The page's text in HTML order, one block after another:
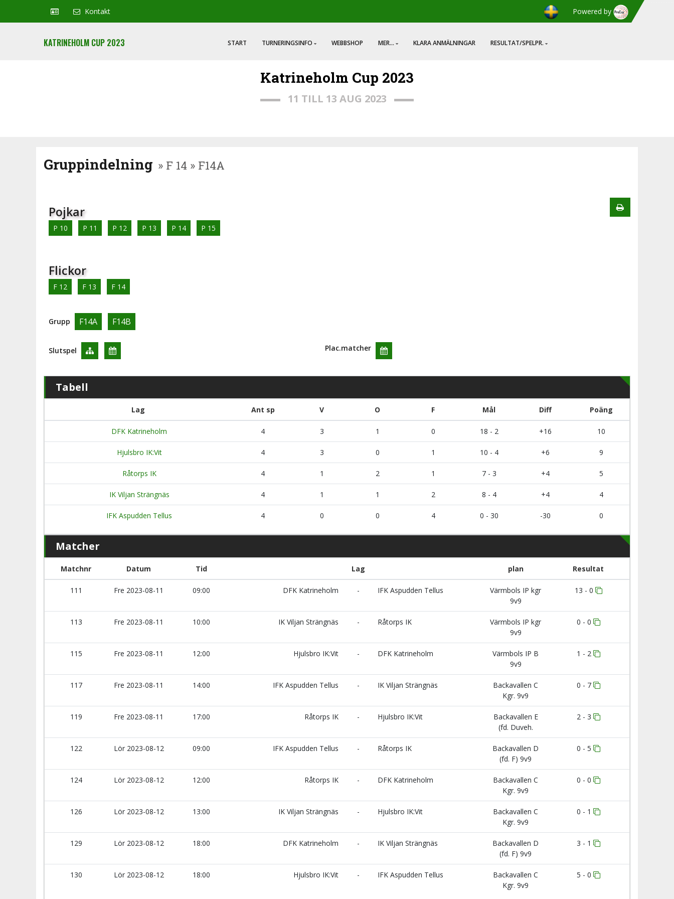
Kontakt Powered by
KATRINEHOLM CUP 2023 START TURNERINGSINFO WEBBSHOP MER... KLARA ANMÄLNINGAR RESULTAT/SPELPR.
Katrineholm Cup 2023
11 TILL 13 AUG 2023
Gruppindelning » F 14 » F14A
Pojkar
P 10 P 11 P 12 P 13 P 14 P 15
Flickor
F 12 F 13 F 14
Grupp F14A F14B
Slutspel Plac.matcher
Tabell
Lag Ant sp V O F Mål Diff Poäng
DFK Katrineholm 4 3 1 0 18 - 2 +16 10
Hjulsbro IK:Vit 4 3 0 1 10 - 4 +6 9
Råtorps IK 4 1 2 1 7 - 3 +4 5
IK Viljan Strängnäs 4 1 1 2 8 - 4 +4 4
IFK Aspudden Tellus 4 0 0 4 0 - 30 -30 0
Matcher
Matchnr Datum Tid Lag plan Resultat
111 Fre 2023-08-11 09:00 DFK Katrineholm - IFK Aspudden Tellus
Värmbols IP kgr
9v9
13 - 0
113 Fre 2023-08-11 10:00 IK Viljan Strängnäs - Råtorps IK
Värmbols IP kgr
9v9
0 - 0
115 Fre 2023-08-11 12:00 Hjulsbro IK:Vit - DFK Katrineholm
Värmbols IP B
9v9
1 - 2
117 Fre 2023-08-11 14:00 IFK Aspudden Tellus - IK Viljan Strängnäs
Backavallen C
Kgr. 9v9
0 - 7
119 Fre 2023-08-11 17:00 Råtorps IK - Hjulsbro IK:Vit
Backavallen E
(fd. Duveh.
2 - 3
122 Lör 2023-08-12 09:00 IFK Aspudden Tellus - Råtorps IK
Backavallen D
(fd. F) 9v9
0 - 5
124 Lör 2023-08-12 12:00 Råtorps IK - DFK Katrineholm
Backavallen C
Kgr. 9v9
0 - 0
126 Lör 2023-08-12 13:00 IK Viljan Strängnäs - Hjulsbro IK:Vit
Backavallen C
Kgr. 9v9
0 - 1
129 Lör 2023-08-12 18:00 DFK Katrineholm - IK Viljan Strängnäs
Backavallen D
(fd. F) 9v9
3 - 1
130 Lör 2023-08-12 18:00 Hjulsbro IK:Vit - IFK Aspudden Tellus
Backavallen C
Kgr. 9v9
5 - 0